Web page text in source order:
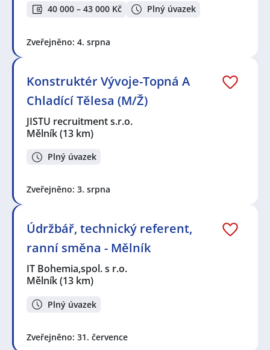
40 000 – 43 000 Kč Plný úvazek
Zveřejněno: 4. srpna
Konstruktér Vývoje-Topná A
Chladící Tělesa (M/Ž)
JISTU recruitment s.r.o.
Mělník(13 km)
Plný úvazek
Zveřejněno: 3. srpna
Údržbář, technický referent,
ranní směna - Mělník
IT Bohemia,spol. s r.o.
Mělník(13 km)
Plný úvazek
Zveřejněno: 31. července